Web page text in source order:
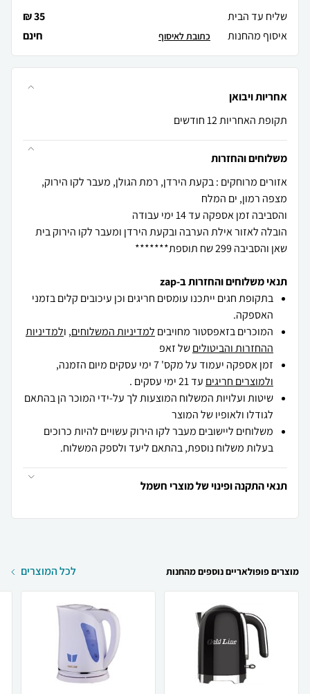
שליח עד הבית
35 ₪
איסוף מהחנות
חינם כתובת לאיסוף
אחריות ויבואן
תקופת האחריות 12 חודשים
משלוחים והחזרות
אזורים מרוחקים : בקעת הירדן, רמת הגולן, מעבר לקו הירוק,
הובלה לאזור אילת הערבה ובקעת הירדן ומעבר לקו הירוק בית
שאן והסביבה 299 שח תוספת*******
תנאי משלוחים והחזרות ב-zap
בתקופת חגים ייתכנו עומסים חריגים וכן עיכובים קלים בזמני
האספקה.
המוכרים בזאפסטור מחויבים למדיניות המשלוחים, ולמדיניות
ההחזרות והביטוליםשל זאפ
זמן אספקה יעמוד על מקס' 7 ימי עסקים מיום הזמנה,
ולמוצרים חריגים עד 21 ימי עסקים .
שיטות ועלויות המשלוח המוצעות לך על-ידי המוכר הן בהתאם
לגודלו ולאופיו של המוצר
משלוחים ליישובים מעבר לקו הירוק עשויים להיות כרוכים
בעלות משלוח נוספת, בהתאם ליעד ולספק המשלוח.
תנאי התקנה ופינוי של מוצרי חשמל
מוצרים פופולאריים נוספים מהחנות לכל המוצרים